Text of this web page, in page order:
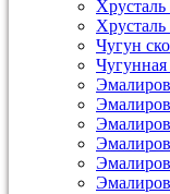
Чугун